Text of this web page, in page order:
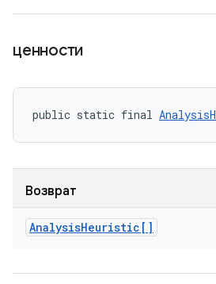
ценности
public static final
Возврат
AnalysisHeuristic[]